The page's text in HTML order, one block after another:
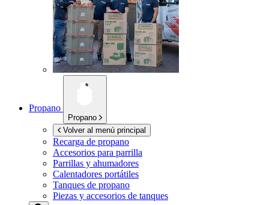
Propano
Propano
Volver al menú principal
Recarga de propano
Accesorios para parrilla
Parrillas y ahumadores
Calentadores portátiles
Tanques de propano
Piezas y accesorios de tanques